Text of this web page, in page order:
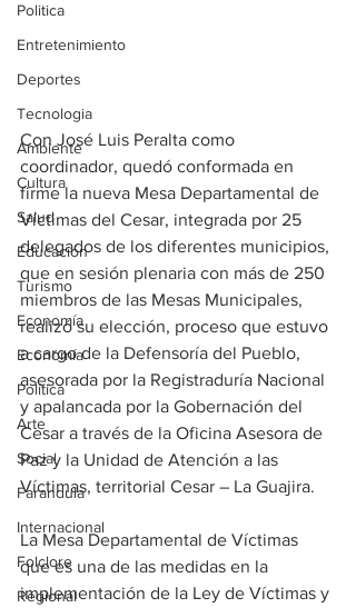
Politica
Entretenimiento
Deportes
Tecnologia
Ambiente
Cultura
Salud
Educación
Turismo
Economía
Economía
Política
Arte
Social
Farandula
Internacional
Folclore
Regional
Con José Luis Peralta como
coordinador, quedó conformada en
firme la nueva Mesa Departamental de
Víctimas del Cesar, integrada por 25
delegados de los diferentes municipios,
que en sesión plenaria con más de 250
miembros de las Mesas Municipales,
realizó su elección, proceso que estuvo
a cargo de la Defensoría del Pueblo,
asesorada por la Registraduría Nacional
y apalancada por la Gobernación del
Cesar a través de la Oficina Asesora de
Paz y la Unidad de Atención a las
Víctimas, territorial Cesar – La Guajira.
La Mesa Departamental de Víctimas
que es una de las medidas en la
implementación de la Ley de Víctimas y